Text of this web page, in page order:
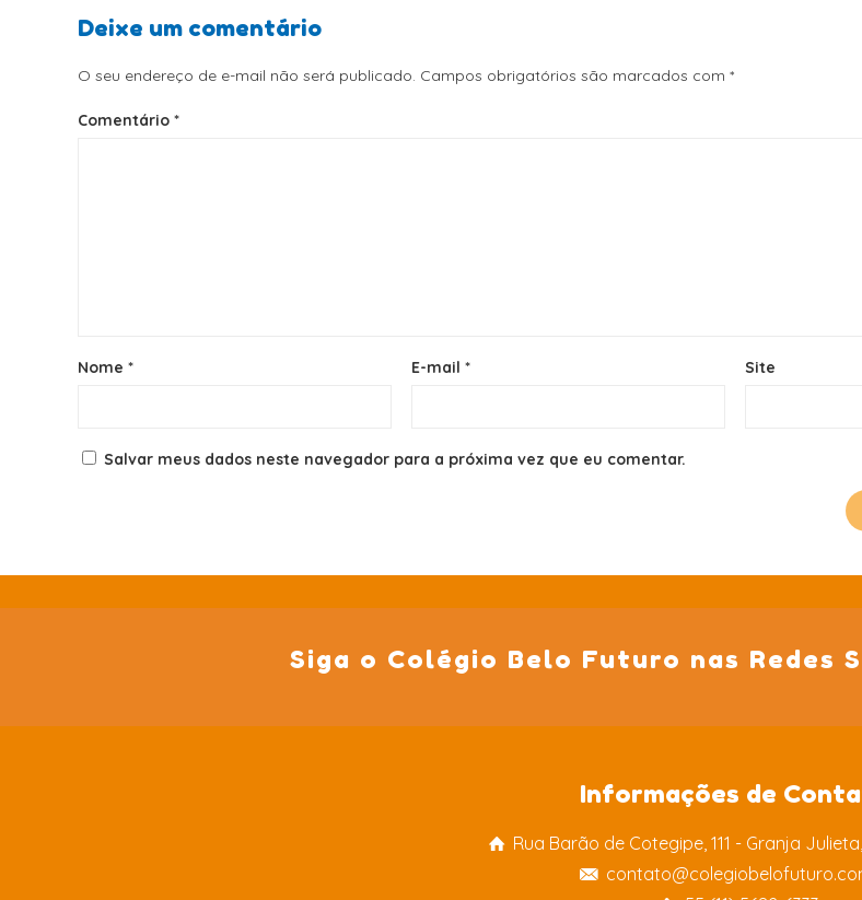
Deixe um comentário
O seu endereço de e-mail não será publicado. Campos obrigatórios são marcados com*
Comentário*
Nome* E-mail* Site
Salvar meus dados neste navegador para a próxima vez que eu comentar.
Siga o Colégio Belo Futuro nas Redes
Informações de
Rua Barão de Cotegipe, 111 - Granja